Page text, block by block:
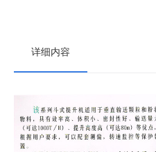
详细内容